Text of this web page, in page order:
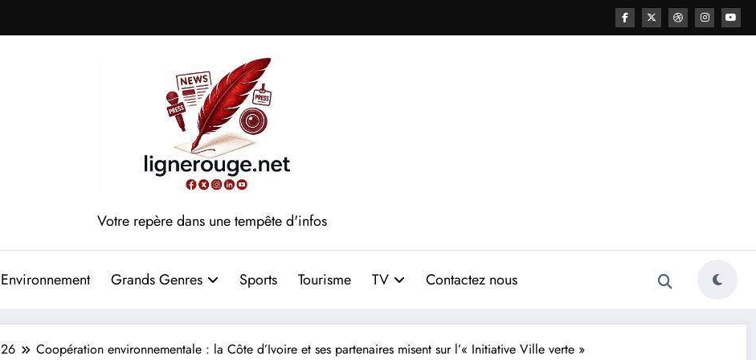
Votre repère dans une tempête d'infos
Environnement Grands Genres Sports Tourisme TV Contactez nous
26 Coopération environnementale : la Côte d’Ivoire et ses partenaires misent sur l’« Initiative Ville verte »